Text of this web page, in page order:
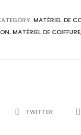
MATÉRIEL DE
, MATÉRIEL DE COIFFURE,
TWITTER